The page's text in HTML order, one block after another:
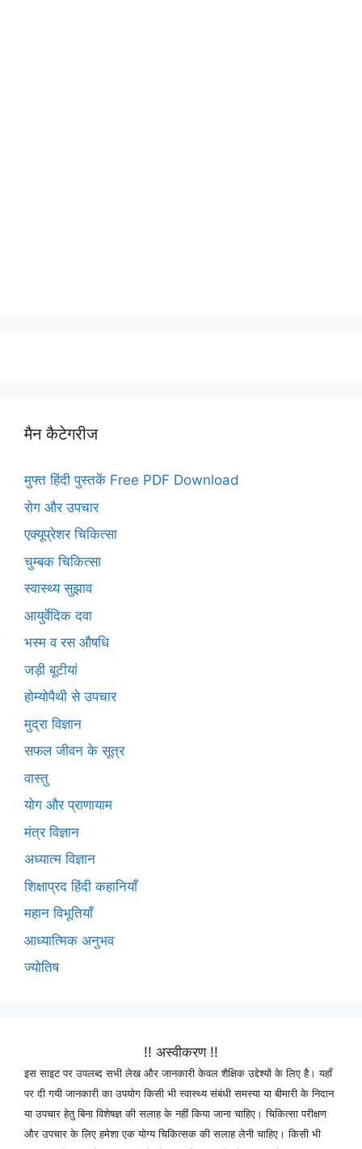
मैन कैटेगरीज
मुफ्त हिंदी पुस्तकें Free PDF Download
रोग और उपचार
एक्यूप्रेशर चिकित्सा
चुम्बक चिकित्सा
स्वास्थ्य सुझाव
आयुर्वेदिक दवा
भस्म व रस औषधि
जड़ी बूटीयां
होम्योपैथी से उपचार
मुद्रा विज्ञान
सफल जीवन के सूत्र
वास्तु
योग और प्राणायाम
मंत्र विज्ञान
अध्यात्म विज्ञान
शिक्षाप्रद हिंदी कहानियाँ
महान विभूतियाँ
आध्यात्मिक अनुभव
ज्योतिष
!! अस्वीकरण !!
इस साइट पर उपलब्द सभी लेख और जानकारी केवल शैक्षिक उद्देश्यों के लिए है। यहाँ
पर दी गयी जानकारी का उपयोग किसी भी स्वास्थ्य संबंधी समस्या या बीमारी के निदान
या उपचार हेतु बिना विशेषज्ञ की सलाह के नहीं किया जाना चाहिए। चिकित्सा परीक्षण
और उपचार के लिए हमेशा एक योग्य चिकित्सक की सलाह लेनी चाहिए। किसी भी